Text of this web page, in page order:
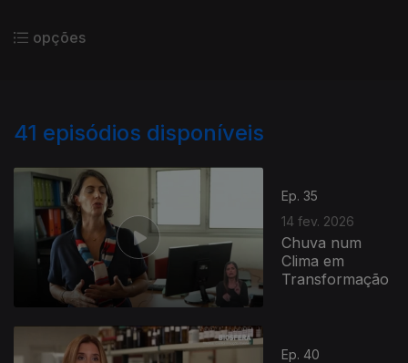
opções
41 episódios disponíveis
Ep. 35
14 fev. 2026
Chuva num
Clima em
Transformação
Ep. 40